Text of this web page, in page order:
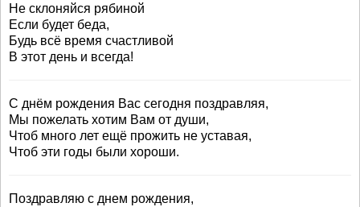
Hе склоняйся рябиной
Если будет беда,
Будь всё время счастливой
В этот день и всегда!
С днём рождения Вас сегодня поздравляя,
Мы пожелать хотим Вам от души,
Чтоб много лет ещё прожить не уставая,
Чтоб эти годы были хороши.
Поздравляю с днем рождения,